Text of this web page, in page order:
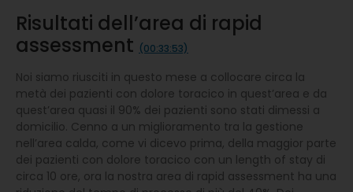
Risultati dell’area di rapid
assessment (00:33:53)
Noi siamo riusciti in questo mese a collocare circa la
metà dei pazienti con dolore toracico in quest’area e da
quest’area quasi il 90% dei pazienti sono stati dimessi a
domicilio. Cenno a un miglioramento tra la gestione
nell’area calda, come vi dicevo prima, della maggior parte
dei pazienti con dolore toracico con un length of stay di
circa 10 ore, ora la nostra area di rapid assessment ha una